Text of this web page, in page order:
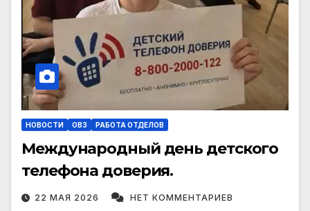
НОВОСТИ ОВЗ РАБОТА ОТДЕЛОВ
Международный день детского
телефона доверия.
22 МАЯ 2026 НЕТ КОММЕНТАРИЕВ